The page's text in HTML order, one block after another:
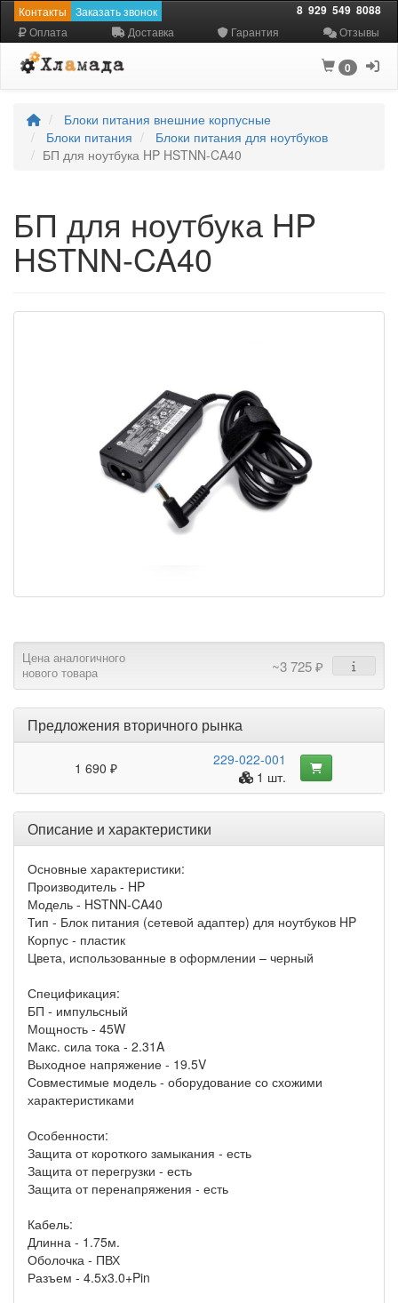
Контакты Заказать звонок 8 929 549 8088
Оплата Доставка Гарантия Отзывы
0
Блоки питания внешние корпусные
Блоки питания
Блоки питания для ноутбуков
БП для ноутбука HP HSTNN-CA40
БП для ноутбука HP
HSTNN-CA40
Цена аналогичного
нового товара
~3 725 ₽
Предложения вторичного рынка
1 690 ₽
229-022-001
1 шт.
Описание и характеристики
Основные характеристики:
Производитель - HP
Модель - HSTNN-CA40
Тип - Блок питания (сетевой адаптер) для ноутбуков HP
Корпус - пластик
Цвета, использованные в оформлении – черный
Спецификация:
БП - импульсный
Мощность - 45W
Макс. сила тока - 2.31A
Выходное напряжение - 19.5V
Совместимые модель - оборудование со схожими
характеристиками
Особенности:
Защита от короткого замыкания - есть
Защита от перегрузки - есть
Защита от перенапряжения - есть
Кабель:
Длинна - 1.75м.
Оболочка - ПВХ
Разъем - 4.5x3.0+Pin